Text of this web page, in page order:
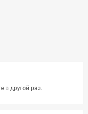
в другой раз.